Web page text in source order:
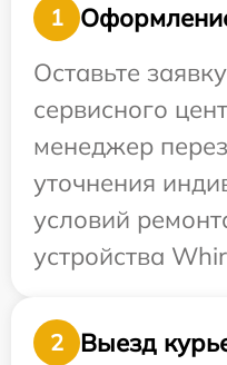
1
Оставьте
сервисного
менеджер
уточнения
условий
устройства
2
Выезд